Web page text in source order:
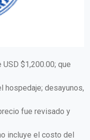
$1,200.00; que
hospedaje; desayunos,
fue revisado y
incluye el costo del